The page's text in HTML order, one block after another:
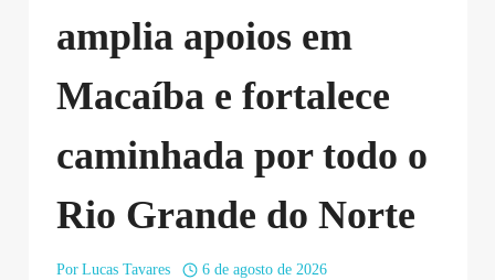
amplia apoios em
Macaíba e fortalece
caminhada por todo o
Rio Grande do Norte
Por Lucas Tavares
6 de agosto de 2026